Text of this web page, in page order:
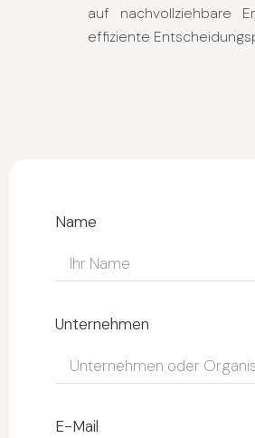
auf nachvollziehbare
effiziente
Name
Unternehmen
E-Mail